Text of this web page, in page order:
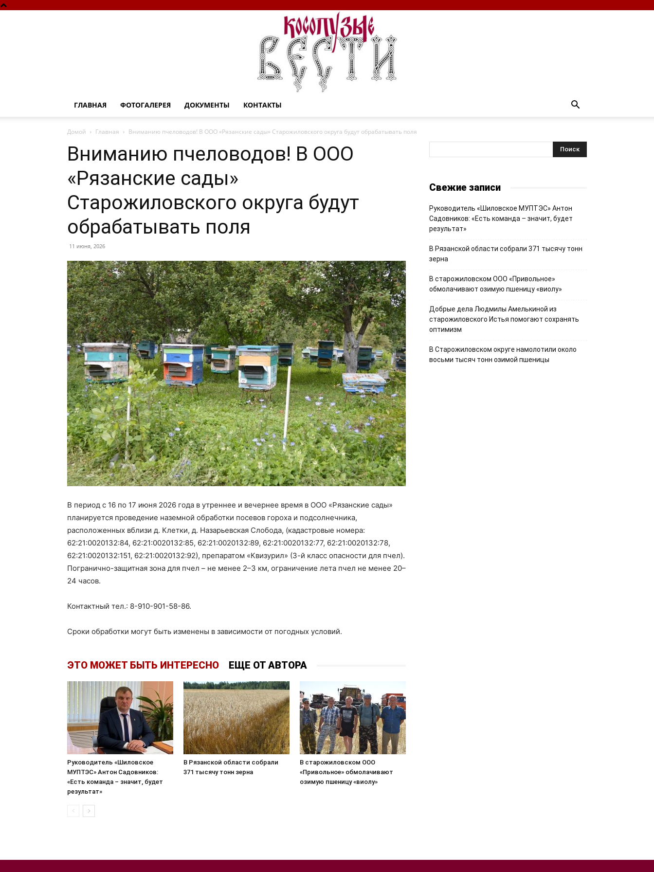
ГЛАВНАЯ ФОТОГАЛЕРЕЯ ДОКУМЕНТЫ КОНТАКТЫ
Домой Главная Вниманию пчеловодов! В ООО «Рязанские сады» Старожиловского округа будут обрабатывать поля
Вниманию пчеловодов! В ООО
«Рязанские сады»
Старожиловского округа будут
обрабатывать поля
11 июня, 2026
В период с 16 по 17 июня 2026 года в утреннее и вечернее время в ООО «Рязанские сады»
планируется проведение наземной обработки посевов гороха и подсолнечника,
расположенных вблизи д. Клетки, д. Назарьевская Слобода, (кадастровые номера:
62:21:0020132:84, 62:21:0020132:85, 62:21:0020132:89, 62:21:0020132:77, 62:21:0020132:78,
62:21:0020132:151, 62:21:0020132:92), препаратом «Квизурил» (3-й класс опасности для пчел).
Погранично-защитная зона для пчел – не менее 2–3 км, ограничение лета пчел не менее 20–
24 часов.
Контактный тел.: 8-910-901-58-86.
Сроки обработки могут быть изменены в зависимости от погодных условий.
ЭТО МОЖЕТ БЫТЬ ИНТЕРЕСНО ЕЩЕ ОТ АВТОРА
Руководитель «Шиловское
МУПТЭС» Антон Садовников:
«Есть команда – значит, будет
результат»
В Рязанской области собрали
371 тысячу тонн зерна
В старожиловском ООО
«Привольное» обмолачивают
озимую пшеницу «виолу»
Свежие записи
Руководитель «Шиловское МУПТЭС» Антон
Садовников: «Есть команда – значит, будет
результат»
В Рязанской области собрали 371 тысячу тонн
зерна
В старожиловском ООО «Привольное»
обмолачивают озимую пшеницу «виолу»
Добрые дела Людмилы Амелькиной из
старожиловского Истья помогают сохранять
оптимизм
В Старожиловском округе намолотили около
восьми тысяч тонн озимой пшеницы